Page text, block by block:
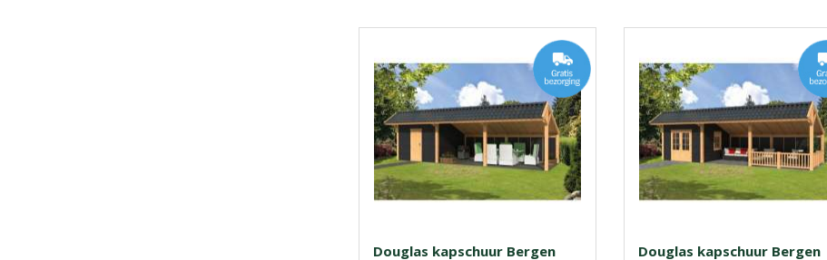
Douglas kapschuur Bergen
Douglas kapschuur Bergen